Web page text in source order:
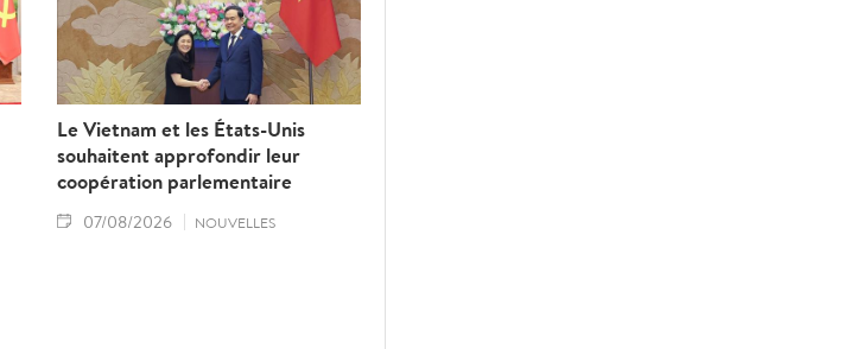
Le Vietnam et les États-Unis
souhaitent approfondir leur
coopération parlementaire
07/08/2026 NOUVELLES